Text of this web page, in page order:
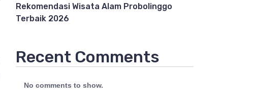
Rekomendasi Wisata Alam Probolinggo
Terbaik 2026
Recent Comments
No comments to show.